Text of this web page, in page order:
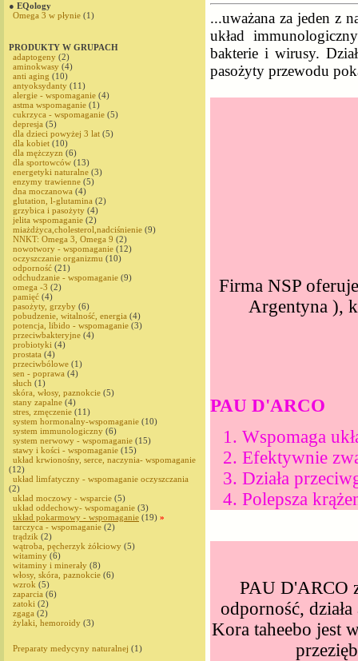
● EQology
Omega 3 w płynie (1)
PRODUKTY W GRUPACH
adaptogeny (2)
aminokwasy (4)
anti aging (10)
antyoksydanty (11)
alergie - wspomaganie (4)
astma wspomaganie (1)
cukrzyca - wspomaganie (5)
depresja (5)
dla dzieci powyżej 3 lat (5)
dla kobiet (10)
dla mężczyzn (6)
dla sportowców (13)
energetyki naturalne (3)
enzymy trawienne (5)
dna moczanowa (4)
glutation, l-glutamina (2)
grzybica i pasożyty (4)
jelita wspomaganie (2)
miażdżyca,cholesterol,nadciśnienie (9)
NNKT: Omega 3, Omega 9 (2)
nowotwory - wspomaganie (12)
oczyszczanie organizmu (10)
odporność (21)
odchudzanie - wspomaganie (9)
omega -3 (2)
pamięć (4)
pasożyty, grzyby (6)
pobudzenie, witalność, energia (4)
potencja, libido - wspomaganie (3)
przeciwbakteryjne (4)
probiotyki (4)
prostata (4)
przeciwbólowe (1)
sen - poprawa (4)
słuch (1)
skóra, włosy, paznokcie (5)
stany zapalne (4)
stres, zmęczenie (11)
system hormonalny-wspomaganie (10)
system immunologiczny (6)
system nerwowy - wspomaganie (15)
stawy i kości - wspomaganie (15)
układ krwionośny, serce, naczynia- wspomaganie
(12)
układ limfatyczny - wspomaganie oczyszczania
(2)
uklad moczowy - wsparcie (5)
układ oddechowy- wspomaganie (3)
układ pokarmowy - wspomaganie (19) »
tarczyca - wspomaganie (2)
trądzik (2)
wątroba, pęcherzyk żółciowy (5)
witaminy (6)
witaminy i minerały (8)
włosy, skóra, paznokcie (6)
wzrok (5)
zaparcia (6)
zatoki (2)
zgaga (2)
żylaki, hemoroidy (3)
Preparaty medycyny naturalnej (1)
...uważana za jeden z
układ
bakterie i wirusy.
pasożyty przewodu
Firma NSP
Argentyna ),
PAU D'ARCO
Wspomaga
Efektywnie
Działa
Polepsza
PAU D'ARCO
odporność,
Kora taheebo jest